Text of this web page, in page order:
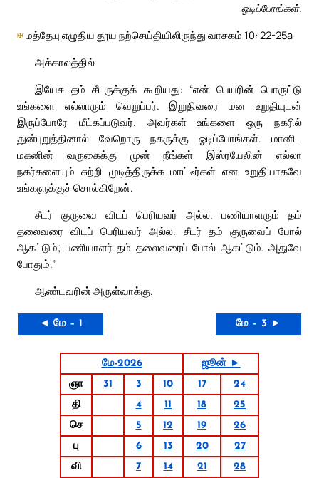
ஓடிப்போங்கள்.
✠மத்தேயு எழுதிய தூய நற்செய்தியிலிருந்து வாசகம் 10: 22-25a
அக்காலத்தில்
இயேசு தம் சீடருக்குக் கூறியது: “என் பெயரின் பொருட்டு
உங்களை எல்லாரும் வெறுப்பர். இறுதிவரை மன உறுதியுடன்
இருப்போரே மீட்கப்படுவர். அவர்கள் உங்களை ஒரு நகரில்
துன்புறுத்தினால் வேறொரு நகருக்கு ஓடிப்போங்கள். மானிட
மகனின் வருகைக்கு முன் நீங்கள் இஸ்ரயேலின் எல்லா
நகர்களையும் சுற்றி முடித்திருக்க மாட்டீர்கள் என உறுதியாகவே
உங்களுக்குச் சொல்கிறேன்.
சீடர் குருவை விடப் பெரியவர் அல்ல. பணியாளரும் தம்
தலைவரை விடப் பெரியவர் அல்ல. சீடர் தம் குருவைப் போல்
ஆகட்டும்; பணியாளர் தம் தலைவரைப் போல் ஆகட்டும். அதுவே
போதும்.”
ஆண்டவரின் அருள்வாக்கு.
◄ மே – 1 மே – 3 ►
மே-2026
ஜூன் ►
ஞா
31 3 10 17
24
தி
4 11 18
25
செ
5 12 19
26
பு
6 13 20
27
வி
7 14 21
28